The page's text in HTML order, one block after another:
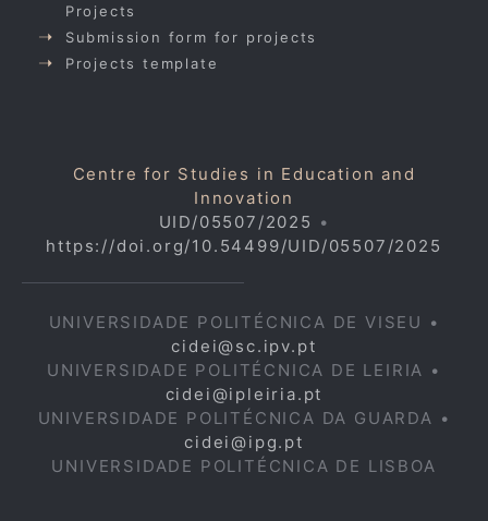
Projects
Submission form for projects
Projects template
Centre for Studies in Education and
Innovation
UID/05507/2025 •
https://doi.org/10.54499/UID/05507/2025
UNIVERSIDADE POLITÉCNICA DE VISEU •
cidei@sc.ipv.pt
UNIVERSIDADE POLITÉCNICA DE LEIRIA •
cidei@ipleiria.pt
UNIVERSIDADE POLITÉCNICA DA GUARDA •
cidei@ipg.pt
UNIVERSIDADE POLITÉCNICA DE LISBOA